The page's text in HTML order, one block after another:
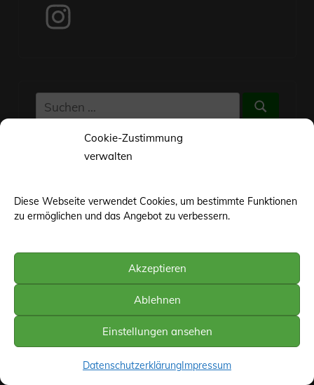
Cookie-Zustimmung
verwalten
Diese Webseite verwendet Cookies, um bestimmte Funktionen
zu ermöglichen und das Angebot zu verbessern.
Akzeptieren
Ablehnen
Einstellungen ansehen
DatenschutzerklärungImpressum
Instagram
Suchen
nach:
Suchen
Jahrgangsstufen 7-10
Breslauer Platz 1
58256 Ennepetal
Tel.: 02333 – 60 39 850
Fax-Nr.: 02333 – 60 39 852